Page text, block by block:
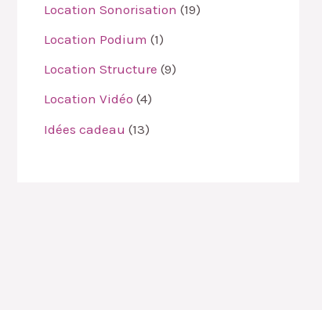
Location Sonorisation 19
Location Podium 1
Location Structure 9
Location Vidéo 4
Idées cadeau 13